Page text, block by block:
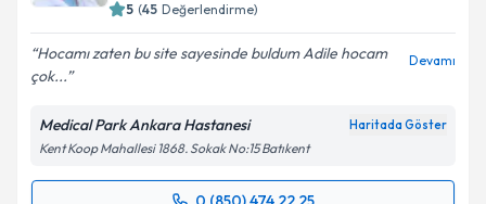
5 (45 Değerlendirme)
Hocamı zaten bu site sayesinde buldum Adile hocam
çok...
Devamı
Medical Park Ankara Hastanesi Haritada Göster
Kent Koop Mahallesi 1868. Sokak No:15 Batıkent